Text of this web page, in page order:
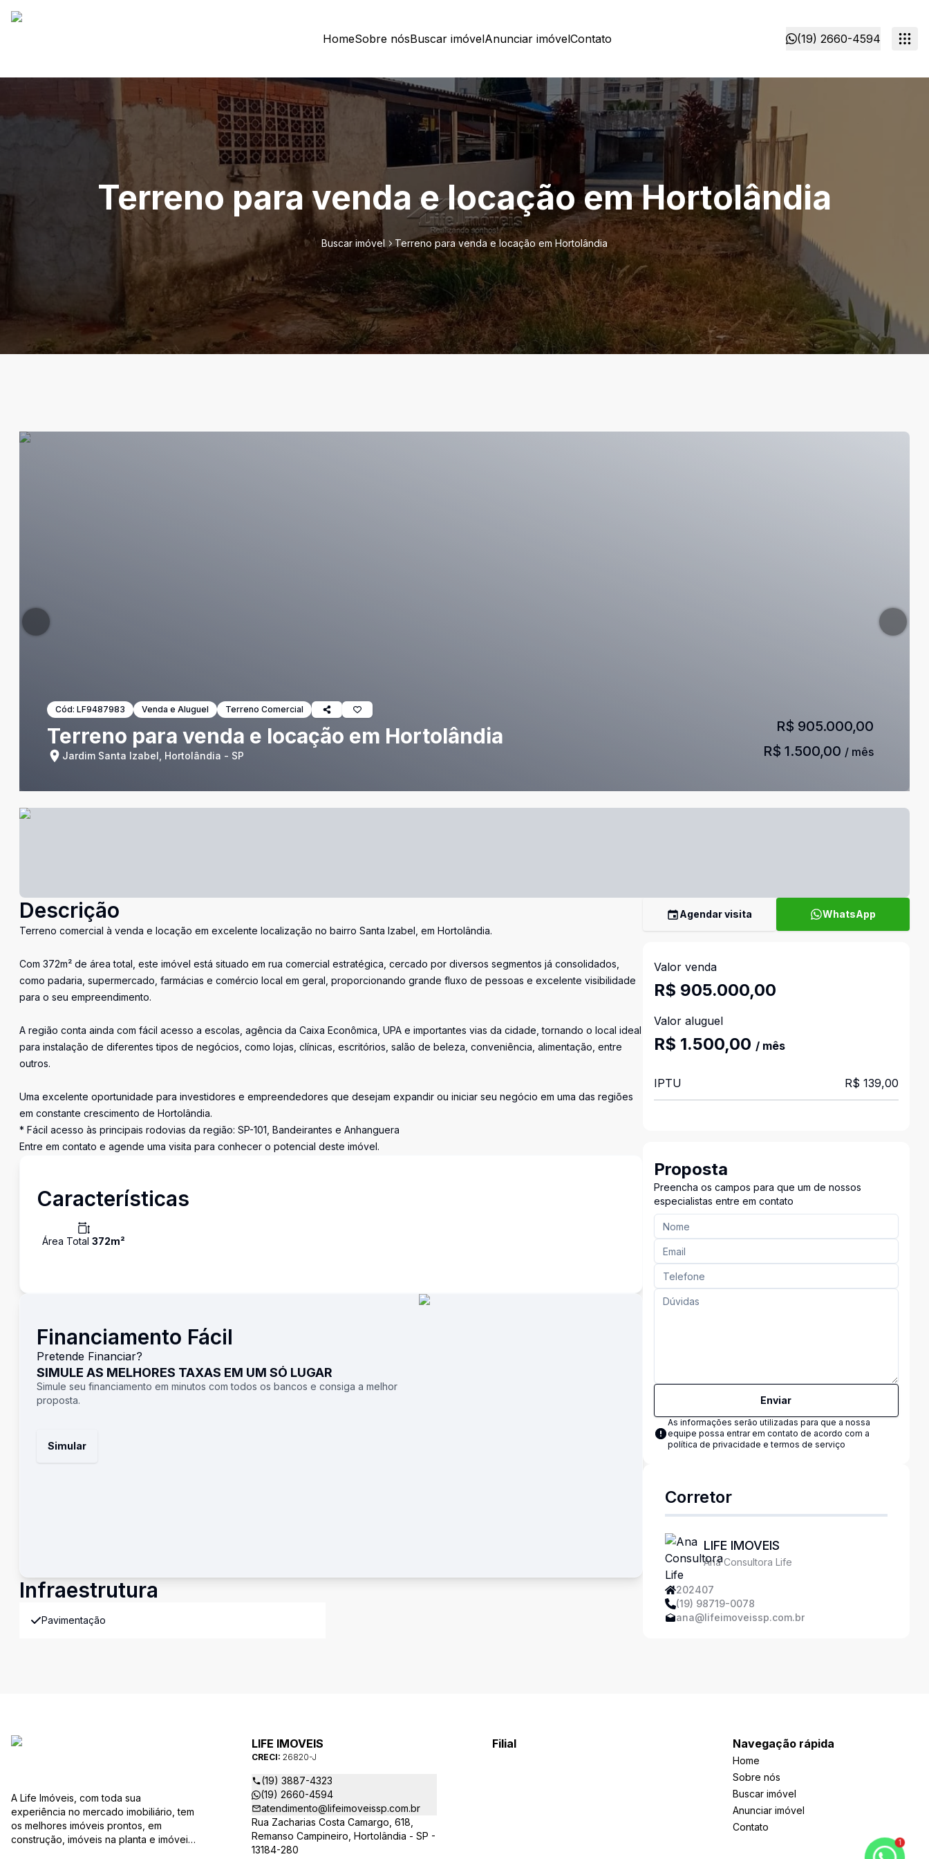
HomeSobre nósBuscar imóvelAnunciar imóvelContato (19) 2660-4594
Terreno para venda e locação em Hortolândia
Buscar imóvel Terreno para venda e locação em Hortolândia
Cód: LF9487983 Venda e Aluguel Terreno Comercial
Terreno para venda e locação em Hortolândia
Jardim Santa Izabel, Hortolândia - SP
R$ 905.000,00
R$ 1.500,00 / mês
Descrição
Terreno comercial à venda e locação em excelente localização no bairro Santa Izabel, em Hortolândia.
Com 372m² de área total, este imóvel está situado em rua comercial estratégica, cercado por diversos segmentos já consolidados,
como padaria, supermercado, farmácias e comércio local em geral, proporcionando grande fluxo de pessoas e excelente visibilidade
para o seu empreendimento.
A região conta ainda com fácil acesso a escolas, agência da Caixa Econômica, UPA e importantes vias da cidade, tornando o local ideal
para instalação de diferentes tipos de negócios, como lojas, clínicas, escritórios, salão de beleza, conveniência, alimentação, entre
outros.
Uma excelente oportunidade para investidores e empreendedores que desejam expandir ou iniciar seu negócio em uma das regiões
em constante crescimento de Hortolândia.
* Fácil acesso às principais rodovias da região: SP-101, Bandeirantes e Anhanguera
Entre em contato e agende uma visita para conhecer o potencial deste imóvel.
Características
Área Total 372m²
Financiamento Fácil
Pretende Financiar?
SIMULE AS MELHORES TAXAS EM UM SÓ LUGAR
Simule seu financiamento em minutos com todos os bancos e consiga a melhor
proposta.
Simular
Infraestrutura
Pavimentação
Agendar visita WhatsApp
Valor venda
R$ 905.000,00
Valor aluguel
R$ 1.500,00 / mês
IPTU R$ 139,00
Proposta
Preencha os campos para que um de nossos
especialistas entre em contato
Enviar
As informações serão utilizadas para que a nossa
equipe possa entrar em contato de acordo com a
política de privacidade e termos de serviço
Corretor
LIFE IMOVEIS
Ana Consultora Life
202407
(19) 98719-0078
ana@lifeimoveissp.com.br
A Life Imóveis, com toda sua
experiência no mercado imobiliário, tem
os melhores imóveis prontos, em
construção, imóveis na planta e imóveis
LIFE IMOVEIS
CRECI: 26820-J
(19) 3887-4323
(19) 2660-4594
atendimento@lifeimoveissp.com.br
Rua Zacharias Costa Camargo, 618,
Remanso Campineiro, Hortolândia - SP -
13184-280
Filial Navegação rápida
Home
Sobre nós
Buscar imóvel
Anunciar imóvel
Contato
1